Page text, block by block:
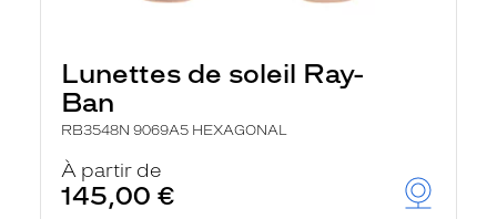
Lunettes de soleil Ray-
Ban
RB3548N 9069A5 HEXAGONAL
À partir de
145,00 €